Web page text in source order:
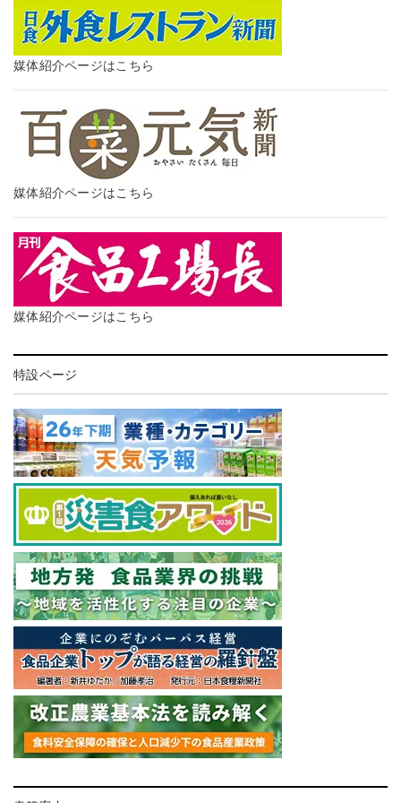
媒体紹介ページはこちら
媒体紹介ページはこちら
媒体紹介ページはこちら
特設ページ